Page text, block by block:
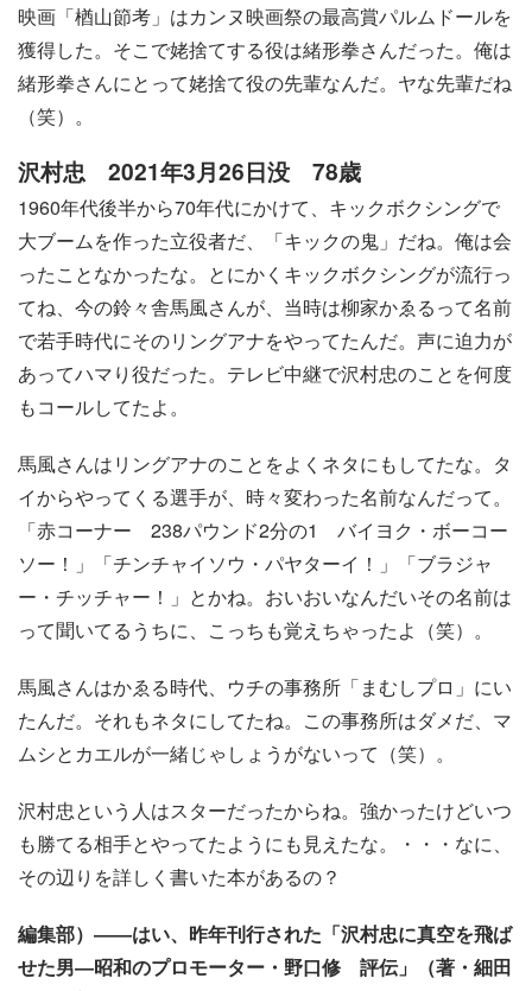
映画「楢山節考」はカンヌ映画祭の最高賞パルムドールを
獲得した。そこで姥捨てする役は緒形拳さんだった。俺は
緒形拳さんにとって姥捨て役の先輩なんだ。ヤな先輩だね
（笑）。
沢村忠 2021年3月26日没 78歳
1960年代後半から70年代にかけて、キックボクシングで
大ブームを作った立役者だ、「キックの鬼」だね。俺は会
ったことなかったな。とにかくキックボクシングが流行っ
てね、今の鈴々舎馬風さんが、当時は柳家かゑるって名前
で若手時代にそのリングアナをやってたんだ。声に迫力が
あってハマり役だった。テレビ中継で沢村忠のことを何度
もコールしてたよ。
馬風さんはリングアナのことをよくネタにもしてたな。タ
イからやってくる選手が、時々変わった名前なんだって。
「赤コーナー 238パウンド2分の1 バイヨク・ボーコー
ソー！」「チンチャイソウ・パヤターイ！」「ブラジャ
ー・チッチャー！」とかね。おいおいなんだいその名前は
って聞いてるうちに、こっちも覚えちゃったよ（笑）。
馬風さんはかゑる時代、ウチの事務所「まむしプロ」にい
たんだ。それもネタにしてたね。この事務所はダメだ、マ
ムシとカエルが一緒じゃしょうがないって（笑）。
沢村忠という人はスターだったからね。強かったけどいつ
も勝てる相手とやってたようにも見えたな。・・・なに、
その辺りを詳しく書いた本があるの？
編集部）――はい、昨年刊行された「沢村忠に真空を飛ば
せた男―昭和のプロモーター・野口修 評伝」（著・細田